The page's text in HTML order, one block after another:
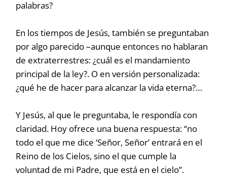
palabras?
En los tiempos de Jesús, también se preguntaban
por algo parecido –aunque entonces no hablaran
de extraterrestres: ¿cuál es el mandamiento
principal de la ley?. O en versión personalizada:
¿qué he de hacer para alcanzar la vida eterna?…
Y Jesús, al que le preguntaba, le respondía con
claridad. Hoy ofrece una buena respuesta: “no
todo el que me dice ‘Señor, Señor’ entrará en el
Reino de los Cielos, sino el que cumple la
voluntad de mi Padre, que está en el cielo”.